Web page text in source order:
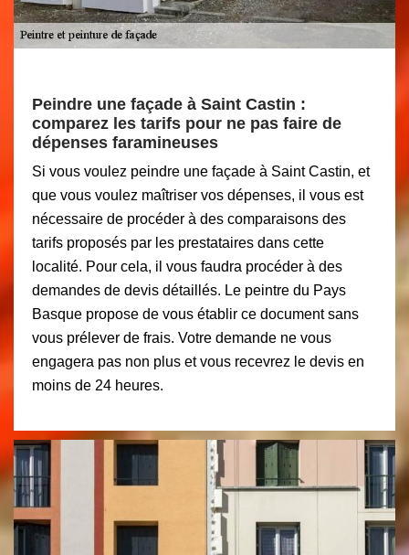
Peindre une façade à Saint Castin :
comparez les tarifs pour ne pas faire de
dépenses faramineuses
Si vous voulez peindre une façade à Saint Castin, et
que vous voulez maîtriser vos dépenses, il vous est
nécessaire de procéder à des comparaisons des
tarifs proposés par les prestataires dans cette
localité. Pour cela, il vous faudra procéder à des
demandes de devis détaillés. Le peintre du Pays
Basque propose de vous établir ce document sans
vous prélever de frais. Votre demande ne vous
engagera pas non plus et vous recevrez le devis en
moins de 24 heures.